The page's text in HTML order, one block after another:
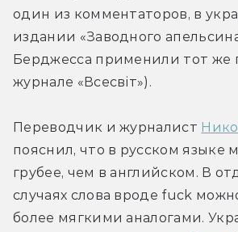
один из комментаторов, в
издании «Заводного
Берджесса применили тот же
журнале «Всесвіт»).
Переводчик и журналист
пояснил, что в русском языке
грубее, чем в английском. В
случаях слова вроде fuck
более мягкими аналогами.